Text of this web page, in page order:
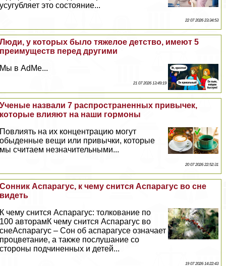
усугубляет это состояние...
22 07 2026 23:34:53
Люди, у которых было тяжелое детство, имеют 5
преимуществ перед другими
Мы в AdMe...
21 07 2026 13:49:19
Ученые назвали 7 распространенных привычек,
которые влияют на наши гормоны
Повлиять на их концентрацию могут
обыденные вещи или привычки, которые
мы считаем незначительными...
20 07 2026 22:52:31
Сонник Аспарагус, к чему снится Аспарагус во сне
видеть
К чему снится Аспарагус: толкование по
100 авторамК чему снится Аспарагус во
снеАспарагус – Сон об аспарагусе означает
процветание, а также послушание со
стороны подчиненных и детей...
19 07 2026 14:22:43